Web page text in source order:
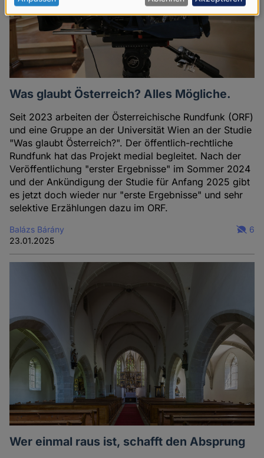
Was glaubt Österreich? Alles Mögliche.
Seit 2023 arbeiten der Österreichische Rundfunk (ORF)
und eine Gruppe an der Universität Wien an der Studie
"Was glaubt Österreich?". Der öffentlich-rechtliche
Rundfunk hat das Projekt medial begleitet. Nach der
Veröffentlichung "erster Ergebnisse" im Sommer 2024
und der Ankündigung der Studie für Anfang 2025 gibt
es jetzt doch wieder nur "erste Ergebnisse" und sehr
selektive Erzählungen dazu im ORF.
Balázs Bárány
23.01.2025
6
Wer einmal raus ist, schafft den Absprung
Daten
und
Cookies